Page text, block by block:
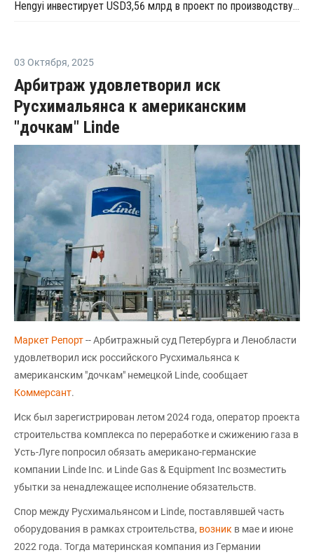
Hengyi инвестирует USD3,56 млрд в проект по производству МЭГ из угля в Китае
03 Октября, 2025
Арбитраж удовлетворил иск
Русхимальянса к американским
"дочкам" Linde
Маркет Репорт-- Арбитражный суд Петербурга и Ленобласти
удовлетворил иск российского Русхимальянса к
американским "дочкам" немецкой Linde, сообщает
Коммерсант.
Иск был зарегистрирован летом 2024 года, оператор проекта
строительства комплекса по переработке и сжижению газа в
Усть-Луге попросил обязать американо-германские
компании Linde Inc. и Linde Gas & Equipment Inc возместить
убытки за ненадлежащее исполнение обязательств.
Спор между Русхимальянсом и Linde, поставлявшей часть
оборудования в рамках строительства, возник в мае и июне
2022 года. Тогда материнская компания из Германии